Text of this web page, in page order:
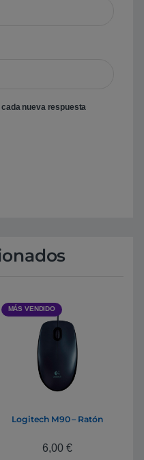
nueva respuesta
MÁS VENDIDO
Logitech M90 – Ratón
6,00 €